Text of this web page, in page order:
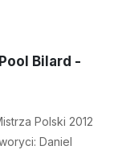
Bilard -
Polski 2012
Daniel